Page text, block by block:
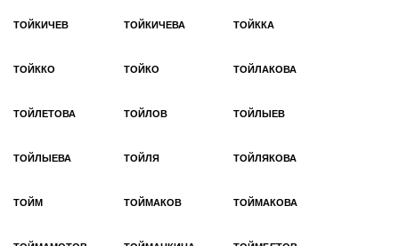
ТОЙКИЧЕВ ТОЙКИЧЕВА ТОЙККА
ТОЙККО ТОЙКО ТОЙЛАКОВА
ТОЙЛЕТОВА ТОЙЛОВ ТОЙЛЫЕВ
ТОЙЛЫЕВА ТОЙЛЯ ТОЙЛЯКОВА
ТОЙМ ТОЙМАКОВ ТОЙМАКОВА